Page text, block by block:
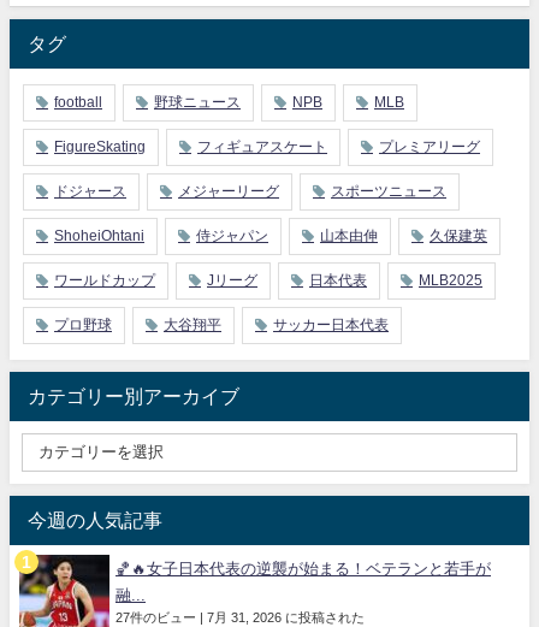
タグ
football 野球ニュース NPB MLB
FigureSkating フィギュアスケート プレミアリーグ
ドジャース メジャーリーグ スポーツニュース
ShoheiOhtani 侍ジャパン 山本由伸 久保建英
ワールドカップ Jリーグ 日本代表 MLB2025
プロ野球 大谷翔平 サッカー日本代表
カテゴリー別アーカイブ
今週の人気記事
🏀🔥女子日本代表の逆襲が始まる！ベテランと若手が
融...
27件のビュー 7月 31, 2026 に投稿された